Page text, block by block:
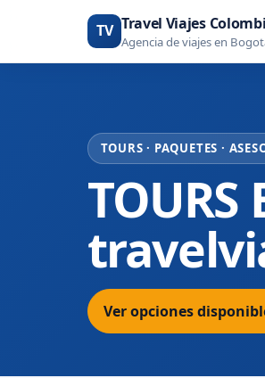
TV Travel Viajes
Agencia de viajes en
TOURS · PAQUETES ·
TOURS
Ver opciones